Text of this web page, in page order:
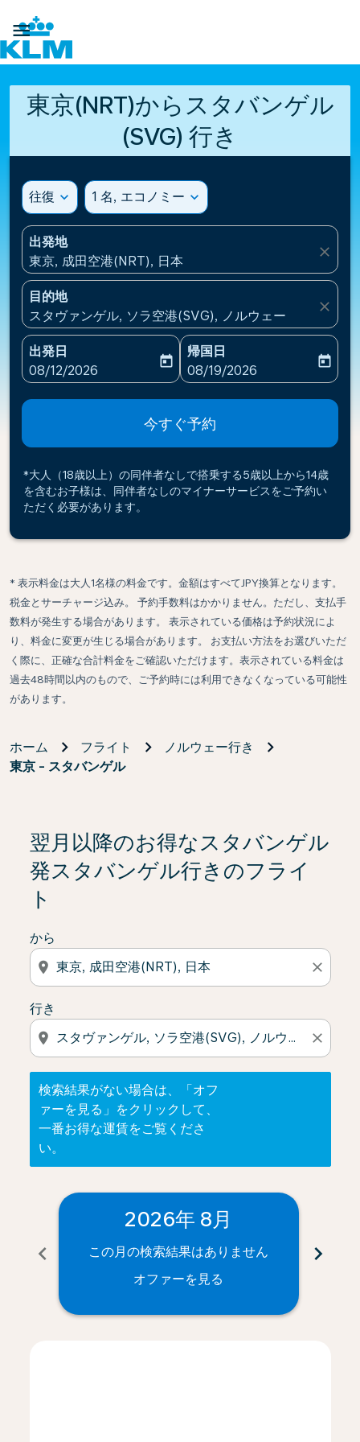

東京(NRT)からスタバンゲル
(SVG) 行き
往復 expand_more 1 名, エコノミー expand_more
出発地
東京, 成田空港(NRT), 日本
close
目的地
スタヴァンゲル, ソラ空港(SVG), ノルウェー
close
出発日
fc-booking-departure-date-aria-label
08/12/2026
today
帰国日
fc-booking-return-date-
08/19/2026
today
今すぐ予約
*大人（18歳以上）の同伴者なしで搭乗する5歳以上から14歳
を含むお子様は、同伴者なしのマイナーサービスをご予約い
ただく必要があります。
* 表示料金は大人1名様の料金です。金額はすべてJPY換算となります。
税金とサーチャージ込み。 予約手数料はかかりません。ただし、支払手
数料が発生する場合があります。 表示されている価格は予約状況によ
り、料金に変更が生じる場合があります。 お支払い方法をお選びいただ
く際に、正確な合計料金をご確認いただけます。表示されている料金は
過去48時間以内のもので、ご予約時には利用できなくなっている可能性
があります。
ホーム フライト
ノルウェー行き
東京 - スタバンゲル
翌月以降のお得なスタバンゲル
発スタバンゲル行きのフライ
ト
から
location_on close
行き
location_on close
検索結果がない場合は、「オフ
ァーを見る」をクリックして、
一番お得な運賃をご覧くださ
い。
検索結果がない場合は、「オファーを見る」をクリック
chevron_left
2026年 8月
この月の検索結果はありません
オファーを見る
chevron_right